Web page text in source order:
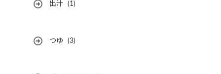
出汁 (1)
つゆ (3)